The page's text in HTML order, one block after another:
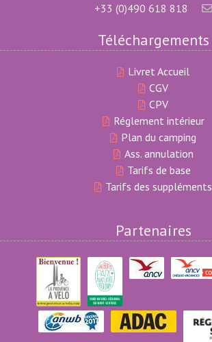
+33 (0)490 618 818
Téléchargements
Livret Accueil
CGV
CPV
Réglement intérieur
Plan du camping
Ass. annulation
Tarifs de base
Tarifs des suppléments
Partenaires